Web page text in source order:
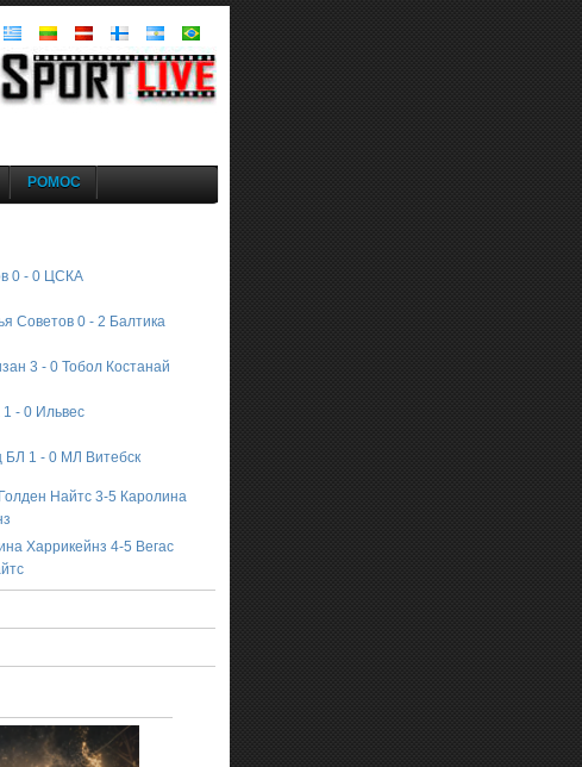
POMOC
0 - 0 ЦСКА
Советов 0 - 2 Балтика
3 - 0 Тобол Костанай
1 - 0 Ильвес
БЛ 1 - 0 МЛ Витебск
Найтс 3-5 Каролина
Харрикейнз 4-5 Вегас